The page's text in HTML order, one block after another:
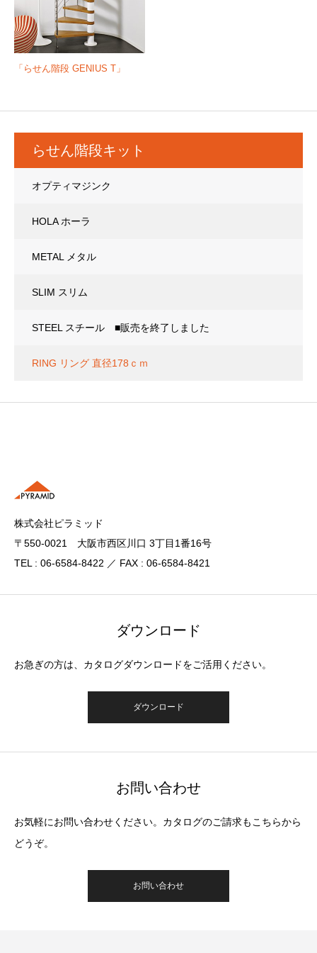
「らせん階段 GENIUS T」
らせん階段キット
オプティマジンク
HOLA ホーラ
METAL メタル
SLIM スリム
STEEL スチール ■販売を終了しました
RING リング 直径178ｃｍ
株式会社ピラミッド
〒550-0021 大阪市西区川口 3丁目1番16号
TEL : 06-6584-8422 ／ FAX : 06-6584-8421
ダウンロード
お急ぎの方は、カタログダウンロードをご活用ください。
ダウンロード
お問い合わせ
お気軽にお問い合わせください。カタログのご請求もこちらから
どうぞ。
お問い合わせ